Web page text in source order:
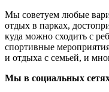
Мы советуем любые
отдых в парках,
куда можно сходить с
спортивные
и отдыха с семьей, и
Мы в социальных